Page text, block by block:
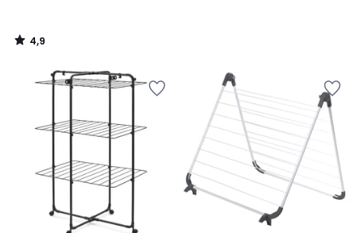
4,9
/